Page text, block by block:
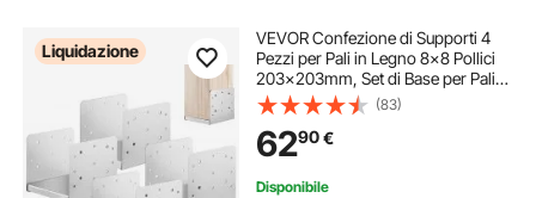
Liquidazione
VEVOR Confezione di Supporti 4
Pezzi per Pali in Legno 8x8 Pollici
203x203mm, Set di Base per Pali
Interni in Acciaio a Carbonio per
Ancoraggio Pali in Legno Ringhiere,
Corrimano di Terrazze, Portici
(83)
6290€
Disponibile